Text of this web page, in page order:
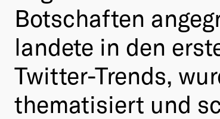
Botschaften
landete in den
Twitter-Trends,
thematisiert und